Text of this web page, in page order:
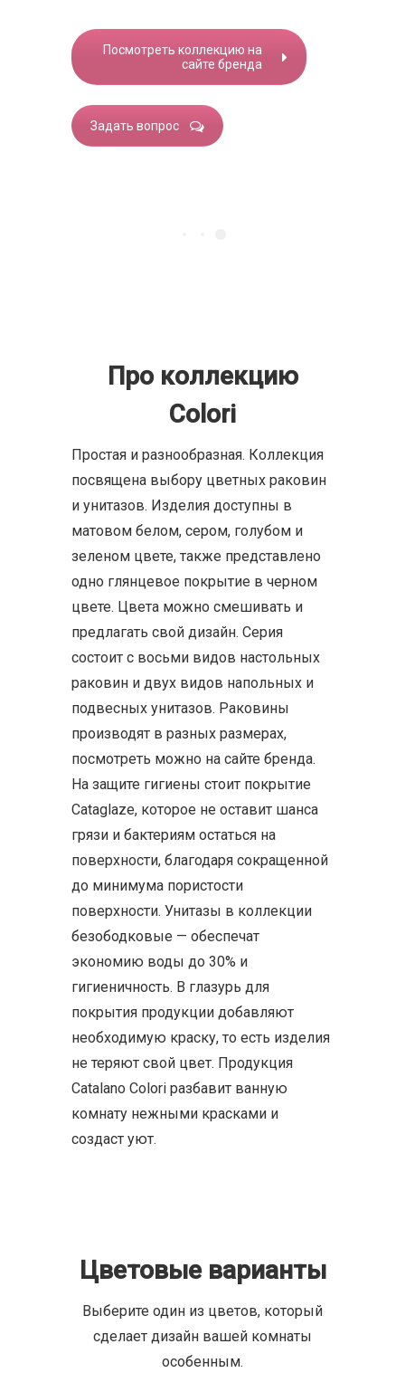
Посмотреть коллекцию на
сайте бренда
Задать вопрос
Про коллекцию
Colori
Простая и разнообразная. Коллекция
посвящена выбору цветных раковин
и унитазов. Изделия доступны в
матовом белом, сером, голубом и
зеленом цвете, также представлено
одно глянцевое покрытие в черном
цвете. Цвета можно смешивать и
предлагать свой дизайн. Серия
состоит с восьми видов настольных
раковин и двух видов напольных и
подвесных унитазов. Раковины
производят в разных размерах,
посмотреть можно на сайте бренда.
На защите гигиены стоит покрытие
Cataglaze, которое не оставит шанса
грязи и бактериям остаться на
поверхности, благодаря сокращенной
до минимума пористости
поверхности. Унитазы в коллекции
безободковые — обеспечат
экономию воды до 30% и
гигиеничность. В глазурь для
покрытия продукции добавляют
необходимую краску, то есть изделия
не теряют свой цвет. Продукция
Catalano Colori разбавит ванную
комнату нежными красками и
создаст уют.
Цветовые варианты
Выберите один из цветов, который
сделает дизайн вашей комнаты
особенным.